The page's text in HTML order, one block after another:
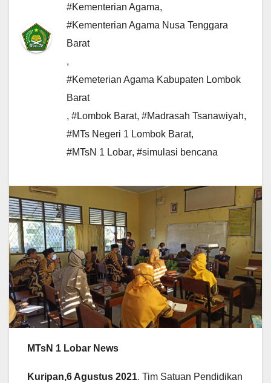
#Kementerian Agama,
#Kementerian Agama Nusa Tenggara
Barat
,
#Kemeterian Agama Kabupaten Lombok
Barat
, #Lombok Barat, #Madrasah Tsanawiyah,
#MTs Negeri 1 Lombok Barat,
#MTsN 1 Lobar, #simulasi bencana
MTsN 1 Lobar News
Kuripan,6 Agustus 2021. Tim Satuan Pendidikan